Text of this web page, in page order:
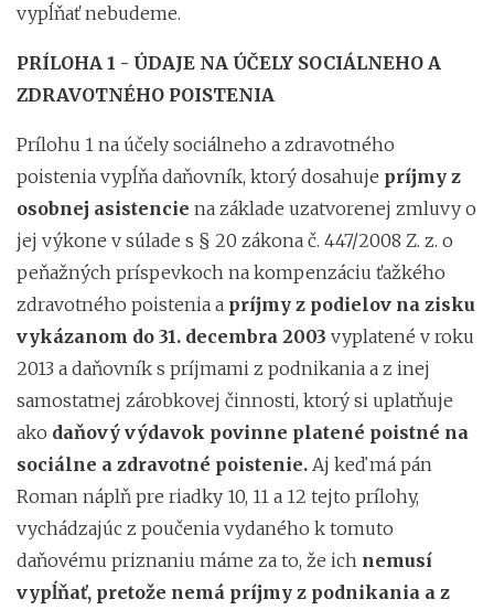
vypĺňať nebudeme.
PRÍLOHA 1 - ÚDAJE NA ÚČELY SOCIÁLNEHO A
ZDRAVOTNÉHO POISTENIA
Prílohu 1 na účely sociálneho a zdravotného
poistenia vypĺňa daňovník, ktorý dosahuje príjmy z
osobnej asistencie na základe uzatvorenej zmluvy o
jej výkone v súlade s § 20 zákona č. 447/2008 Z. z. o
peňažných príspevkoch na kompenzáciu ťažkého
zdravotného poistenia a príjmy z podielov na zisku
vykázanom do 31. decembra 2003 vyplatené v roku
2013 a daňovník s príjmami z podnikania a z inej
samostatnej zárobkovej činnosti, ktorý si uplatňuje
ako daňový výdavok povinne platené poistné na
sociálne a zdravotné poistenie. Aj keď má pán
Roman náplň pre riadky 10, 11 a 12 tejto prílohy,
vychádzajúc z poučenia vydaného k tomuto
daňovému priznaniu máme za to, že ich nemusí
vypĺňať, pretože nemá príjmy z podnikania a z